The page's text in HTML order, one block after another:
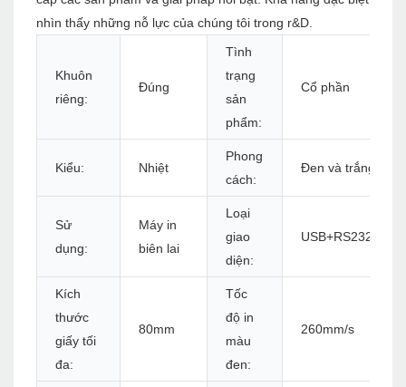
nhìn thấy những nỗ lực của chúng tôi trong r&D.
Khuôn
riêng:
Đúng
Tình
trạng
sản
phẩm:
Cổ phần
Kiểu: Nhiệt
Phong
cách:
Đen và trắng
Sử
dụng:
Máy in
biên lai
Loại
giao
diện:
Kích
thước
giấy tối
đa:
80mm
Tốc
độ in
màu
đen:
260mm/s